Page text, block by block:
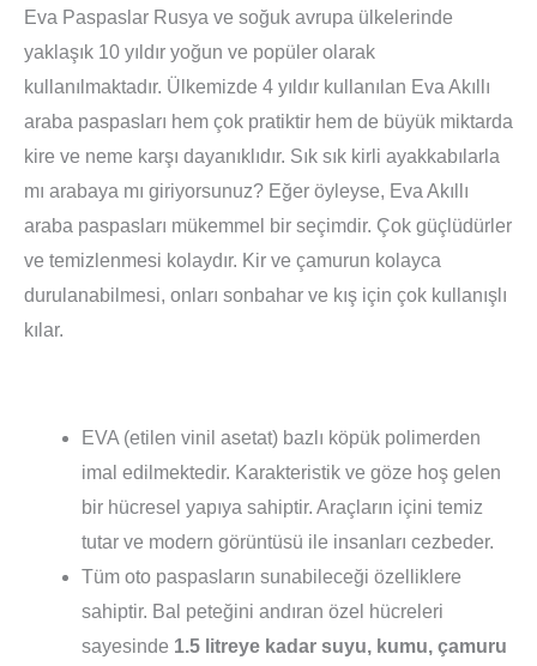
Eva Paspaslar Rusya ve soğuk avrupa ülkelerinde
yaklaşık 10 yıldır yoğun ve popüler olarak
kullanılmaktadır. Ülkemizde 4 yıldır kullanılan Eva Akıllı
araba paspasları hem çok pratiktir hem de büyük miktarda
kire ve neme karşı dayanıklıdır. Sık sık kirli ayakkabılarla
mı arabaya mı giriyorsunuz? Eğer öyleyse, Eva Akıllı
araba paspasları mükemmel bir seçimdir. Çok güçlüdürler
ve temizlenmesi kolaydır. Kir ve çamurun kolayca
durulanabilmesi, onları sonbahar ve kış için çok kullanışlı
kılar.
EVA (etilen vinil asetat) bazlı köpük polimerden
imal edilmektedir. Karakteristik ve göze hoş gelen
bir hücresel yapıya sahiptir. Araçların içini temiz
tutar ve modern görüntüsü ile insanları cezbeder.
Tüm oto paspasların sunabileceği özelliklere
sahiptir. Bal peteğini andıran özel hücreleri
sayesinde 1.5 litreye kadar suyu, kumu, çamuru